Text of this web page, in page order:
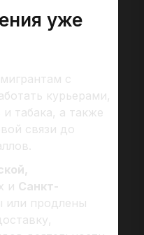
уже
мигрантам с
курьерами,
табака, а также
связи до
и Санкт-
или продлены